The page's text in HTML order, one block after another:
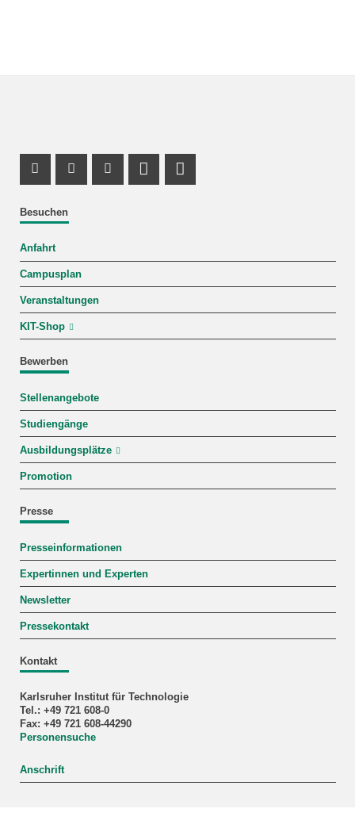
Besuchen
Anfahrt
Campusplan
Veranstaltungen
KIT-Shop
Bewerben
Stellenangebote
Studiengänge
Ausbildungsplätze
Promotion
Presse
Presseinformationen
Expertinnen und Experten
Newsletter
Pressekontakt
Kontakt
Karlsruher Institut für Technologie
Tel.: +49 721 608-0
Fax: +49 721 608-44290
Personensuche
Anschrift
Instagram Profil
Facebook Profil
Youtube Profil
Profil Mastodon
LinkedIn Profil